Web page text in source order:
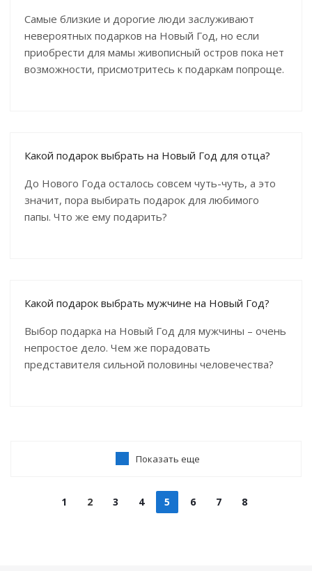
Самые близкие и дорогие люди заслуживают
невероятных подарков на Новый Год, но если
приобрести для мамы живописный остров пока нет
возможности, присмотритесь к подаркам попроще.
Какой подарок выбрать на Новый Год для отца?
До Нового Года осталось совсем чуть-чуть, а это
значит, пора выбирать подарок для любимого
папы. Что же ему подарить?
Какой подарок выбрать мужчине на Новый Год?
Выбор подарка на Новый Год для мужчины – очень
непростое дело. Чем же порадовать
представителя сильной половины человечества?
Показать еще
1 2 3 4 5 6 7 8